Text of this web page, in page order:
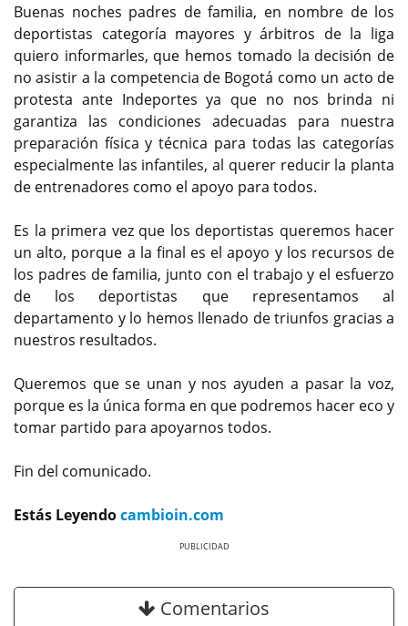
Buenas noches padres de familia, en nombre de los
deportistas categoría mayores y árbitros de la liga
quiero informarles, que hemos tomado la decisión de
no asistir a la competencia de Bogotá como un acto de
protesta ante Indeportes ya que no nos brinda ni
garantiza las condiciones adecuadas para nuestra
preparación física y técnica para todas las categorías
especialmente las infantiles, al querer reducir la planta
de entrenadores como el apoyo para todos.
Es la primera vez que los deportistas queremos hacer
un alto, porque a la final es el apoyo y los recursos de
los padres de familia, junto con el trabajo y el esfuerzo
de los deportistas que representamos al
departamento y lo hemos llenado de triunfos gracias a
nuestros resultados.
Queremos que se unan y nos ayuden a pasar la voz,
porque es la única forma en que podremos hacer eco y
tomar partido para apoyarnos todos.
Fin del comunicado.
Estás Leyendocambioin.com
Comentarios